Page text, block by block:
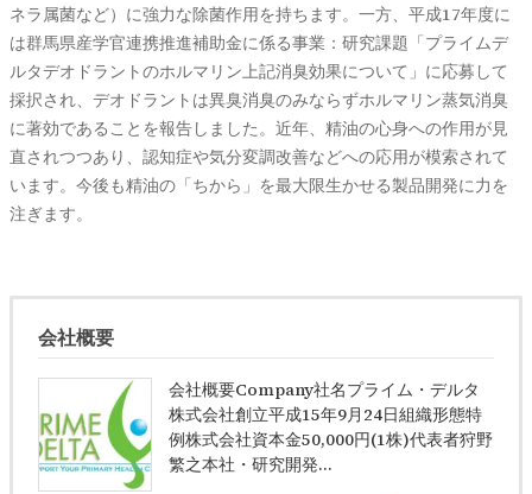
ネラ属菌など）に強力な除菌作用を持ちます。一方、平成17年度に
は群馬県産学官連携推進補助金に係る事業：研究課題「プライムデ
ルタデオドラントのホルマリン上記消臭効果について」に応募して
採択され、デオドラントは異臭消臭のみならずホルマリン蒸気消臭
に著効であることを報告しました。近年、精油の心身への作用が見
直されつつあり、認知症や気分変調改善などへの応用が模索されて
います。今後も精油の「ちから」を最大限生かせる製品開発に力を
注ぎます。
会社概要
会社概要Company社名プライム・デルタ
株式会社創立平成15年9月24日組織形態特
例株式会社資本金50,000円(1株)代表者狩野
繁之本社・研究開発…